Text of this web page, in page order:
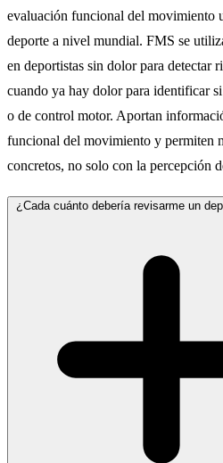
evaluación funcional del movimiento
deporte a nivel mundial. FMS se
en deportistas sin dolor para detectar
cuando ya hay dolor para identificar
o de control motor. Aportan
funcional del movimiento y permiten
concretos, no solo con la percepción
¿Cada cuánto debería revisarme un